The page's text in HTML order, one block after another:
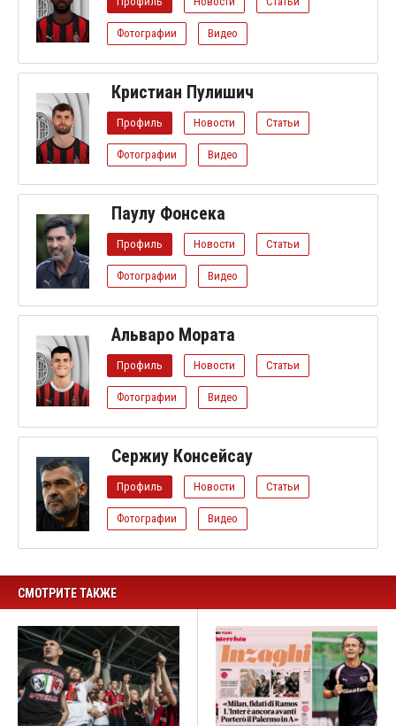
Фотографии Видео
Кристиан Пулишич
Профиль Новости Статьи
Фотографии Видео
Паулу Фонсека
Профиль Новости Статьи
Фотографии Видео
Альваро Мората
Профиль Новости Статьи
Фотографии Видео
Сержиу Консейсау
Профиль Новости Статьи
Фотографии Видео
СМОТРИТЕ ТАКЖЕ